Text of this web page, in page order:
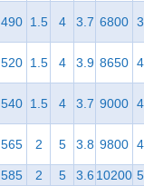
490 1.5 4 3.7 6800
520 1.5 4 3.9 8650
540 1.5 4 3.7 9000
565 2 5 3.8 9800
585 2 5 3.6 10200